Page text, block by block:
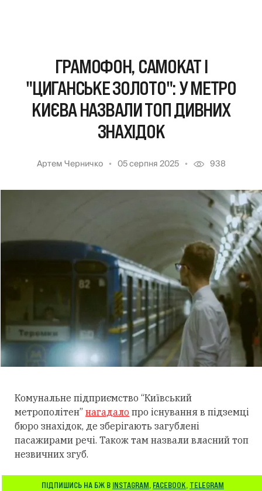
ГРАМОФОН, САМОКАТ І
"ЦИГАНСЬКЕ ЗОЛОТО": У МЕТРО
КИЄВА НАЗВАЛИ ТОП ДИВНИХ
ЗНАХІДОК
Артем Черничко 05 серпня 2025 938
Комунальне підприємство “Київський
метрополітен” нагадало про існування в підземці
бюро знахідок, де зберігають загублені
пасажирами речі. Також там назвали власний топ
незвичних згуб.
ПІДПИШИСЬ НА БЖ В INSTAGRAM, FACEBOOK, TELEGRAM